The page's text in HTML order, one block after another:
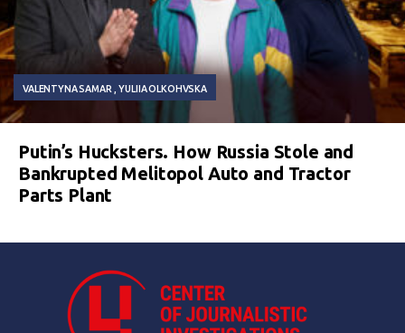
VALENTYNA SAMAR YULIIA OLKOHVSKA
Putin’s Hucksters. How Russia Stole and
Bankrupted Melitopol Auto and Tractor
Parts Plant